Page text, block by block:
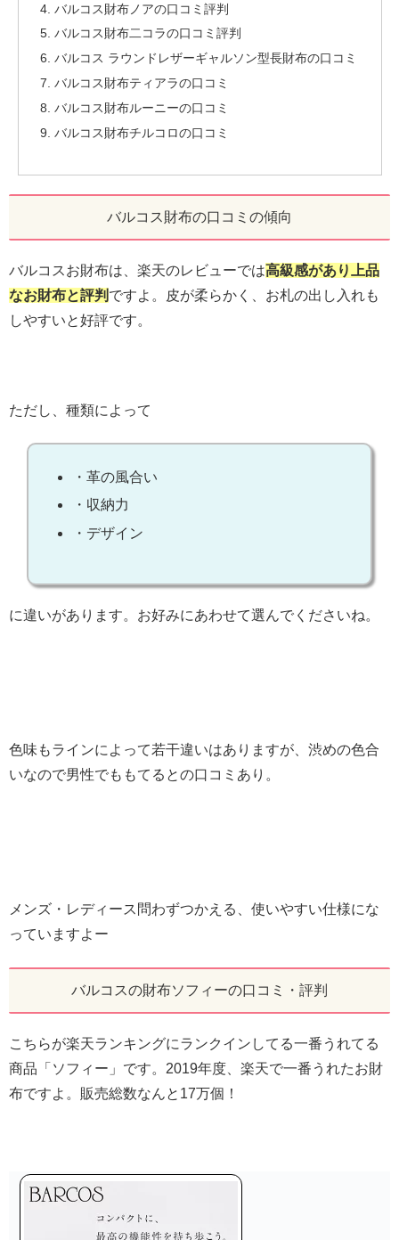
バルコス財布ノアの口コミ評判
バルコス財布二コラの口コミ評判
バルコス ラウンドレザーギャルソン型長財布の口コミ
バルコス財布ティアラの口コミ
バルコス財布ルーニーの口コミ
バルコス財布チルコロの口コミ
バルコス財布の口コミの傾向
バルコスお財布は、楽天のレビューでは高級感があり上品
なお財布と評判 ですよ。皮が柔らかく、お札の出し入れも
しやすいと好評です。
ただし、種類によって
・革の風合い
・収納力
・デザイン
に違いがあります。お好みにあわせて選んでくださいね。
色味もラインによって若干違いはありますが、渋めの色合
いなので男性でももてるとの口コミあり。
メンズ・レディース問わずつかえる、使いやすい仕様にな
っていますよー
バルコスの財布ソフィーの口コミ・評判
こちらが楽天ランキングにランクインしてる一番うれてる
商品「ソフィー」です。2019年度、楽天で一番うれたお財
布ですよ。販売総数なんと17万個！